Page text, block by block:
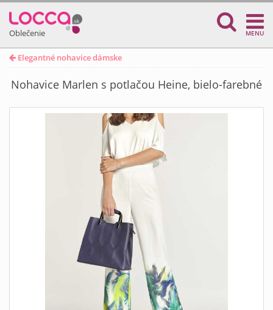
Oblečenie MENU
Elegantné nohavice dámske
Nohavice Marlen s potlačou Heine, bielo-farebné